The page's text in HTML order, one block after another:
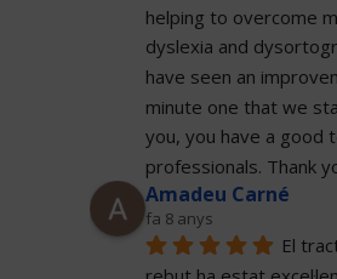
helping to overcome
dyslexia and
have seen an
minute one that we
you, you have a good
professionals. Thank
Amadeu Carné
fa 8 anys
El